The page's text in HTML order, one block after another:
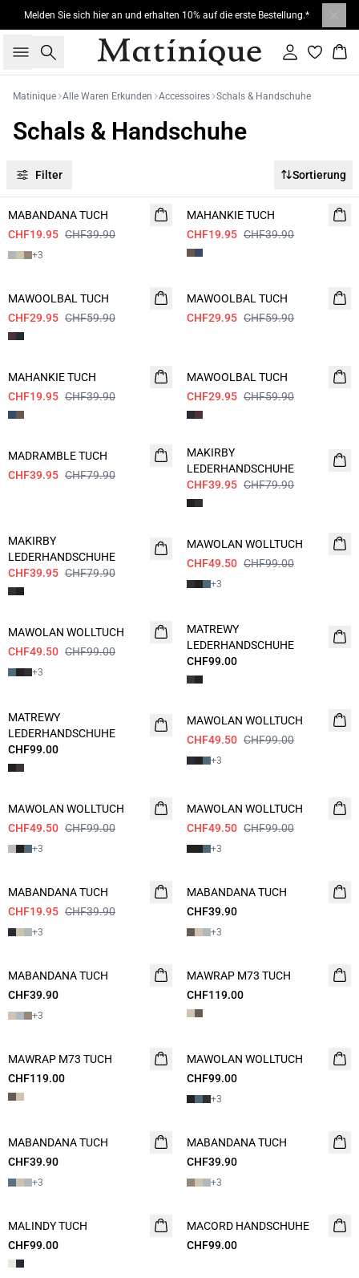
Melden Sie sich hier an und erhalten 10% auf die erste Bestellung.*
Suche Einloggen
Matinique Alle Waren Erkunden Accessoires Schals & Handschuhe
Schals & Handschuhe
Filter Sortierung
- 50%
MABANDANA TUCH
CHF19.95 CHF39.90
+3
MAHANKIE TUCH
CHF19.95 CHF39.90
MAWOOLBAL TUCH
CHF29.95 CHF59.90
MAWOOLBAL TUCH
CHF29.95 CHF59.90
- 50%
MAHANKIE TUCH
CHF19.95 CHF39.90
MAWOOLBAL TUCH
CHF29.95 CHF59.90
- 50%
MADRAMBLE TUCH
CHF39.95 CHF79.90
- 50%
MAKIRBY
LEDERHANDSCHUHE
CHF39.95 CHF79.90
MAKIRBY
LEDERHANDSCHUHE
CHF39.95 CHF79.90
- 50%
MAWOLAN WOLLTUCH
CHF49.50 CHF99.00
+3
- 50%
MAWOLAN WOLLTUCH
CHF49.50 CHF99.00
+3
MATREWY
LEDERHANDSCHUHE
CHF99.00
MATREWY
LEDERHANDSCHUHE
CHF99.00
- 50%
MAWOLAN WOLLTUCH
CHF49.50 CHF99.00
+3
- 50%
MAWOLAN WOLLTUCH
CHF49.50 CHF99.00
+3
MAWOLAN WOLLTUCH
CHF49.50 CHF99.00
+3
MABANDANA TUCH
CHF19.95 CHF39.90
+3
MABANDANA TUCH
CHF39.90
+3
MABANDANA TUCH
CHF39.90
+3
MAWRAP M73 TUCH
CHF119.00
NEUHEIT
MAWRAP M73 TUCH
CHF119.00
NEUHEIT
MAWOLAN WOLLTUCH
CHF99.00
+3
MABANDANA TUCH
CHF39.90
+3
MABANDANA TUCH
CHF39.90
+3
MALINDY TUCH
CHF99.00
MACORD HANDSCHUHE
CHF99.00